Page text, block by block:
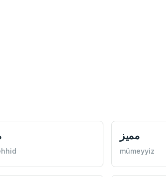
مميز
mümeyyiz